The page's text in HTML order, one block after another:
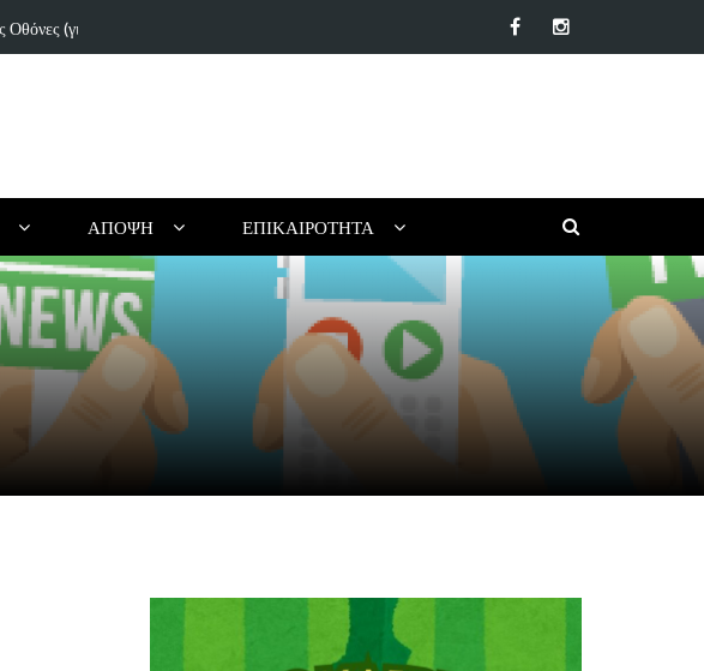
Τα 5 κορυφαία αντηλιακά προσώπου της αγοράς: Ποιο να επιλέξεις για το…
ΆΠΟΨΗ ΕΠΙΚΑΙΡΌΤΗΤΑ